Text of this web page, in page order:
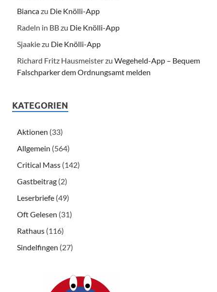
Biancazu Die Knölli-App
Radeln in BBzu Die Knölli-App
Sjaakiezu Die Knölli-App
Richard Fritz Hausmeisterzu Wegeheld-App – Bequem
Falschparker dem Ordnungsamt melden
KATEGORIEN
Aktionen (33)
Allgemein (564)
Critical Mass (142)
Gastbeitrag (2)
Leserbriefe (49)
Oft Gelesen (31)
Rathaus (116)
Sindelfingen (27)